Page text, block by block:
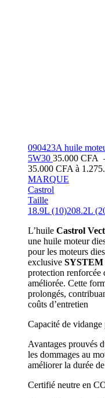
090423A huile
5W30 35.000 CFA
35.000 CFA à
MARQUE
Castrol
Taille
18.9L (10)208.2L
L’huile Castrol
une huile moteur
pour les moteurs
exclusive
protection renforcée
améliorée. Cette
prolongés,
coûts d’entretien
Capacité de
Avantages prouvés
les dommages au
améliorer la durée
Certifié neutre en